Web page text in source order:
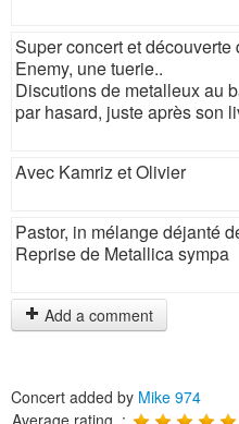
Super concert et
Enemy, une tuerie..
Discutions de metalleux au
par hasard, juste après son
Avec Kamriz et Olivier
Pastor, in mélange déjanté
Reprise de Metallica sympa
Add a comment
Concert added by Mike 974
Average rating :